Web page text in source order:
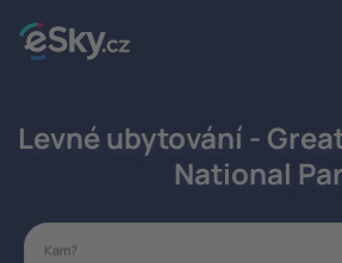
Levné ubytování -
National